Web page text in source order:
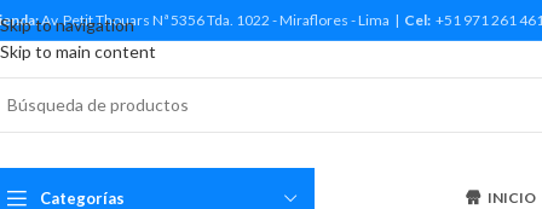
Skip to navigation
Skip to main content
Av. Petit Thouars Nª 5356 Tda. 1022 - Miraflores - Lima | Cel: +51 971 261 461
Categorías INICIO